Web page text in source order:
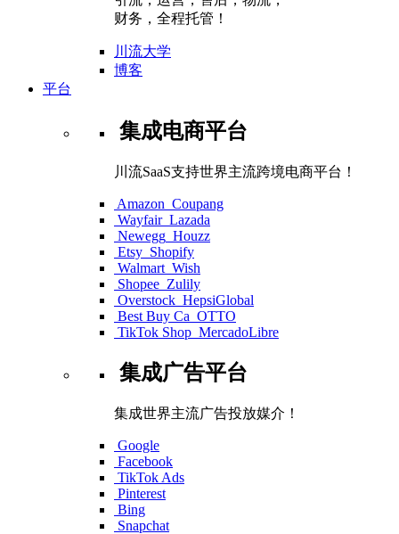
财务，全程托管！
川流大学
博客
平台
集成电商平台
川流SaaS支持世界主流跨境电商平台！
Amazon Coupang
Wayfair Lazada
Newegg Houzz
Etsy Shopify
Walmart Wish
Shopee Zulily
Overstock HepsiGlobal
Best Buy Ca OTTO
TikTok Shop MercadoLibre
集成广告平台
集成世界主流广告投放媒介！
Google
Facebook
TikTok Ads
Pinterest
Bing
Snapchat